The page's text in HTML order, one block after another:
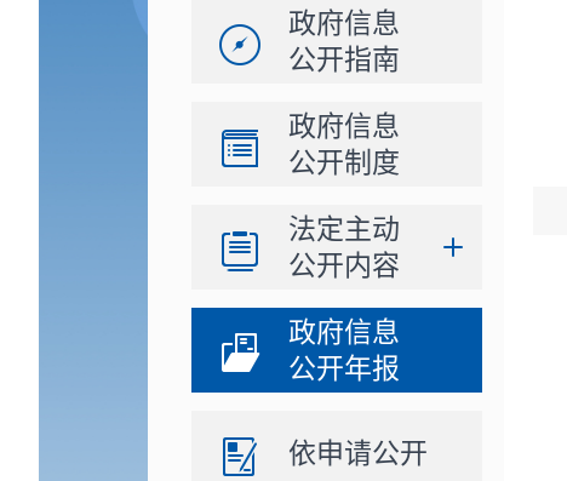
政府信息
公开指南
政府信息
公开制度
法定主动
公开内容
政府信息
公开年报
依申请公开